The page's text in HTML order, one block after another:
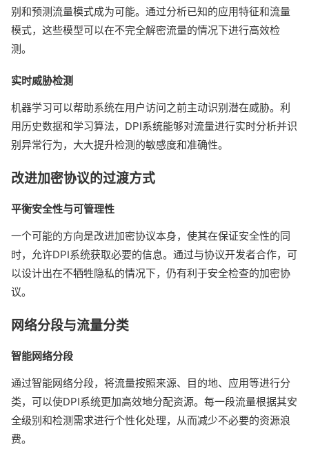
别和预测流量模式成为可能。通过分析已知的应用特征和流量
模式，这些模型可以在不完全解密流量的情况下进行高效检
测。
实时威胁检测
机器学习可以帮助系统在用户访问之前主动识别潜在威胁。利
用历史数据和学习算法，DPI系统能够对流量进行实时分析并识
别异常行为，大大提升检测的敏感度和准确性。
改进加密协议的过渡方式
平衡安全性与可管理性
一个可能的方向是改进加密协议本身，使其在保证安全性的同
时，允许DPI系统获取必要的信息。通过与协议开发者合作，可
以设计出在不牺牲隐私的情况下，仍有利于安全检查的加密协
议。
网络分段与流量分类
智能网络分段
通过智能网络分段，将流量按照来源、目的地、应用等进行分
类，可以使DPI系统更加高效地分配资源。每一段流量根据其安
全级别和检测需求进行个性化处理，从而减少不必要的资源浪
费。